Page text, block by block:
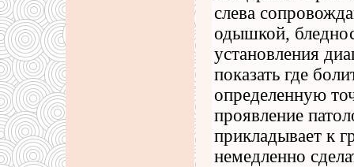
слева
одышкой,
установления
показать где
определенную
проявление
прикладывает к
немедленно